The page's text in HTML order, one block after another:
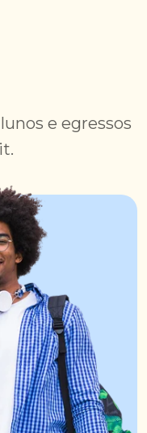
e egressos